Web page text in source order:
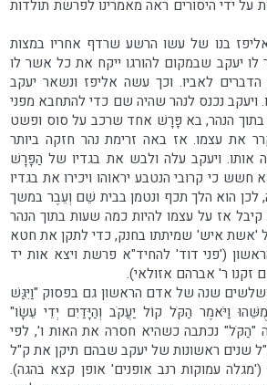
על ידי היסורים ראה מאמרינו לפרשת תולדות
בנו של עשו הרשע שרדף אחריו במצות
לו יעקב שבמקום להורגו ייקח את כל אשר לו
הדברים לאביו. וכך עשה אליפז ונשאר יעקב
ויעקב נכנס לנהר שהיה שם כדי להתחבא מפני
בתוך הנהר, בא פָּרָשׁ אחד שרכב על סוס ופשט
את עצמו. אז באה זרימת נהר חזקה ביותר
ויעקב עלה ולבש את בגדיו של הַפָּרָשׁ
חשש כי קרובי הנטבע יראוהו ויכירו את בגדיו
לכן הוא הלך תכף ונטמן בבית שֵׁם וְעֵבֶר במשך
אז על עצמו להיות כמה שעות בתוך הנהר
'אשת איש' שמיתתו בחנק, כדי לתקן את חטא
('פני דוד' להחיד"א פרשת ויצא אות יד
זקנו ר' אברהם אזולאי).
שנה של אדם הראשון גם בפסוק "וַיִּגַּשׁ
וַיֹּאמֶר הַקֹּל קוֹל יַעֲקֹב וְהַיָּדַיִם יְדֵי עֵשָׂו"
"הַקֹּל" נכתבה כשהיא חסרה את האות ו', לפי
שנים ראשונות של יעקב שבהם תיקן את ק"ל
עמוקות רנב אופנים' אופן קצא בהגה).